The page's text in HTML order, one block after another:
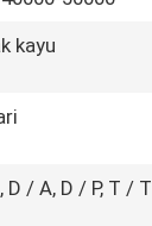
kayu
D / A, D / P, T / T